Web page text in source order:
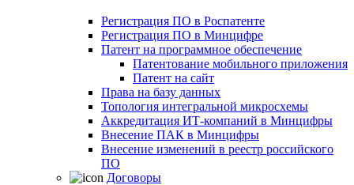
Регистрация ПО в Роспатенте
Регистрация ПО в Минцифре
Патент на программное обеспечение
Патентование мобильного приложения
Патент на сайт
Права на базу данных
Топология интегральной микросхемы
Аккредитация ИТ-компаний в Минцифры
Внесение ПАК в Минцифры
Внесение изменений в реестр российского
ПО
Договоры